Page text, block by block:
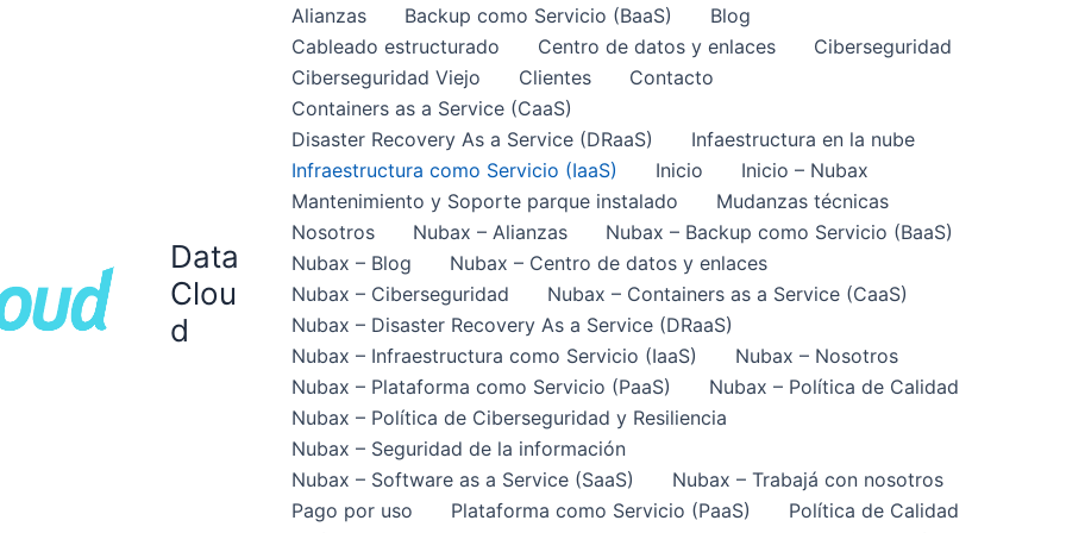
Data
Clou
d
Alianzas Backup como Servicio (BaaS)
Blog
Cableado estructurado
Centro de datos y enlaces
Ciberseguridad
Ciberseguridad Viejo
Clientes
Contacto
Containers as a Service (CaaS)
Disaster Recovery As a Service (DRaaS)
Infaestructura en la nube
Infraestructura como Servicio (IaaS)
Inicio
Inicio – Nubax
Mantenimiento y Soporte parque instalado
Mudanzas técnicas
Nosotros
Nubax – Alianzas
Nubax – Backup como Servicio (BaaS)
Nubax – Blog
Nubax – Centro de datos y enlaces
Nubax – Ciberseguridad
Nubax – Containers as a Service (CaaS)
Nubax – Disaster Recovery As a Service (DRaaS)
Nubax – Infraestructura como Servicio (IaaS)
Nubax – Nosotros
Nubax – Plataforma como Servicio (PaaS)
Nubax – Política de Calidad
Nubax – Política de Ciberseguridad y Resiliencia
Nubax – Seguridad de la información
Nubax – Software as a Service (SaaS)
Nubax – Trabajá con nosotros
Pago por uso
Plataforma como Servicio (PaaS)
Política de Calidad